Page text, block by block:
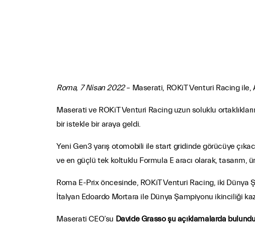
Roma, 7 Nisan 2022– Maserati, ROKiT Venturi Racing ile,
Maserati ve ROKiT Venturi Racing uzun soluklu
bir istekle bir araya geldi.
Yeni Gen3 yarış otomobili ile start gridinde görücüye
ve en güçlü tek koltuklu Formula E aracı olarak, tasarım,
Roma E-Prix öncesinde, ROKiT Venturi Racing, iki Dünya
İtalyan Edoardo Mortara ile Dünya Şampiyonu ikinciliği
Maserati CEO’su Davide Grasso şu açıklamalarda bulundu